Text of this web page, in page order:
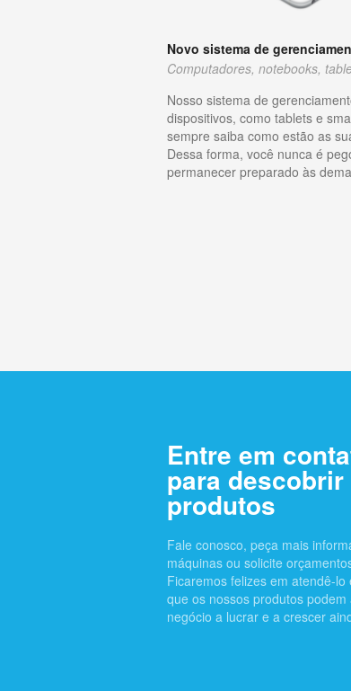
Novo sistema de
Computadores, notebooks,
Nosso sistema de
dispositivos, como tablets e
sempre saiba como estão as
Dessa forma, você nunca é
permanecer preparado às
Entre em
para
produtos
Fale conosco, peça mais
máquinas ou solicite
Ficaremos felizes em atendê-
que os nossos produtos
negócio a lucrar e a crescer